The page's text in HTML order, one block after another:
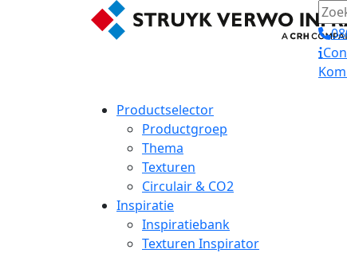
Productselector
Productgroep
Thema
Texturen
Circulair & CO2
Inspiratie
Inspiratiebank
Texturen Inspirator